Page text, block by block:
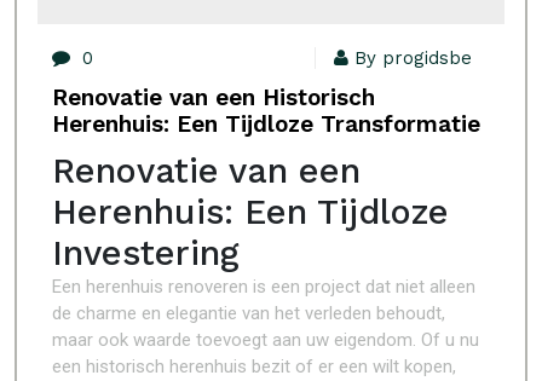
0 By progidsbe
Renovatie van een Historisch
Herenhuis: Een Tijdloze Transformatie
Renovatie van een
Herenhuis: Een Tijdloze
Investering
Een herenhuis renoveren is een project dat niet alleen
de charme en elegantie van het verleden behoudt,
maar ook waarde toevoegt aan uw eigendom. Of u nu
een historisch herenhuis bezit of er een wilt kopen,